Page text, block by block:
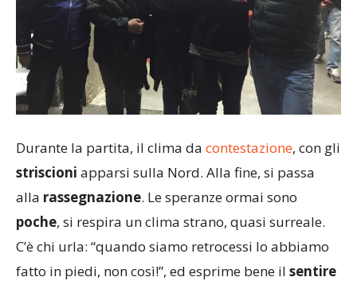
Durante la partita, il clima da contestazione, con gli
striscioni apparsi sulla Nord. Alla fine, si passa
alla rassegnazione. Le speranze ormai sono
poche, si respira un clima strano, quasi surreale.
C’è chi urla: “quando siamo retrocessi lo abbiamo
fatto in piedi, non così!”, ed esprime bene il sentire